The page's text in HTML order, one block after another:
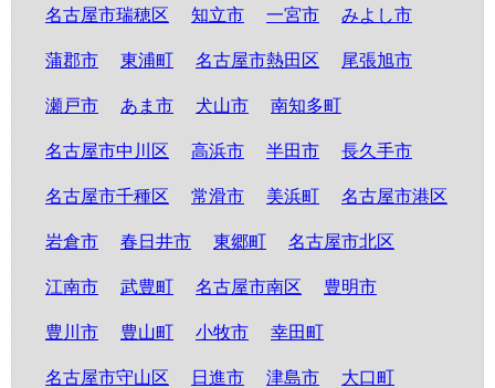
名古屋市瑞穂区 知立市 一宮市 みよし市
蒲郡市 東浦町 名古屋市熱田区 尾張旭市
瀬戸市 あま市 犬山市 南知多町
名古屋市中川区 高浜市 半田市 長久手市
名古屋市千種区 常滑市 美浜町 名古屋市港区
岩倉市 春日井市 東郷町 名古屋市北区
江南市 武豊町 名古屋市南区 豊明市
豊川市 豊山町 小牧市 幸田町
名古屋市守山区 日進市 津島市 大口町